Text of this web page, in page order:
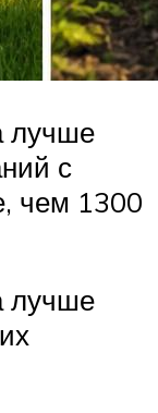
лучше
с
чем 1300
лучше